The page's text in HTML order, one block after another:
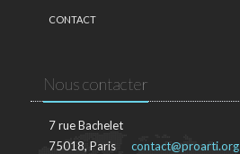
CONTACT
Nous contacter
7 rue Bachelet
75018, Paris
contact@proarti.org